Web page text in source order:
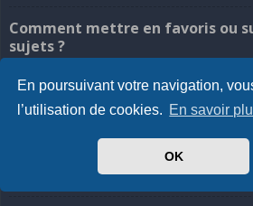
En poursuivant votre navigation,
l’utilisation de cookies. En savoir
OK
Comment mettre en favoris ou
sujets ?
Vous pouvez ajouter aux favoris ou surveiller
lien approprié dans le menu « Outils de sujet
Répondre à un sujet en cochant la case du
lorsqu’une réponse est postée » vous